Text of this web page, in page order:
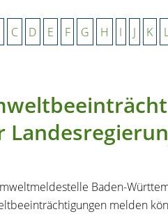
C D E F G H I J K
Baden-
melden